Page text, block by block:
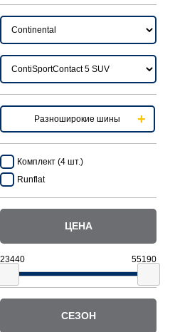
Разноширокие шины
Комплект (4 шт.)
Runflat
ЦЕНА
СЕЗОН